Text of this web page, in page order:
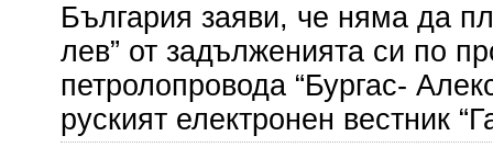
България заяви, че няма да
лев” от задълженията си по
петролопровода “Бургас-
руският електронен вестник